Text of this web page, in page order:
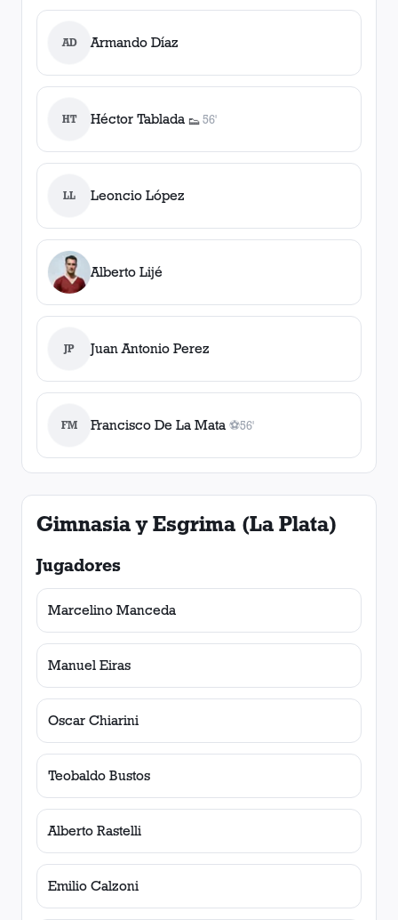
AD Armando Díaz
HT Héctor Tablada 👟
1asistencia
56'
LL Leoncio López
Alberto Lijé
JP Juan Antonio Perez
FM Francisco De La Mata ⚽
1gol
56'
Gimnasia y Esgrima (La Plata)
Jugadores
Marcelino Manceda
Manuel Eiras
Oscar Chiarini
Teobaldo Bustos
Alberto Rastelli
Emilio Calzoni